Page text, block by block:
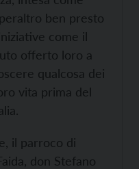
ben presto
come il
offerto loro a
qualcosa dei
vita prima del
il parroco di
don Stefano